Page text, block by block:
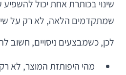
שינוי בכותרת אחת יכול
שמתקדמים הלאה, לא רק על
לכן, כשמבצעים ניסויים, חשוב
מהי היפותזת המוצר, לא